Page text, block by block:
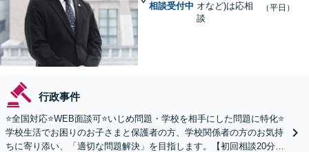
相談受付中 オなど)は応相
談
（平日）
行政事件
⭐️全国対応⭐️WEB面談可⭐️いじめ問題・学校を相手にした問題に特化⭐️
学校生活でお困りのお子さまと保護者の方、学校関係者の方のお気持
ちに寄り添い、「適切な問題解決」を目指します。【初回相談20分無